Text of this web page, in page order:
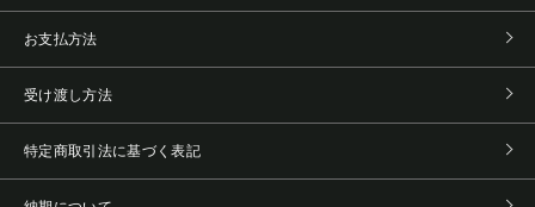
お支払方法
受け渡し方法
特定商取引法に基づく表記